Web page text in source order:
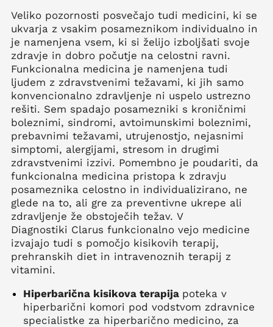
Veliko pozornosti posvečajo tudi medicini, ki se
ukvarja z vsakim posameznikom individualno in
je namenjena vsem, ki si želijo izboljšati svoje
zdravje in dobro počutje na celostni ravni.
Funkcionalna medicina je namenjena tudi
ljudem z zdravstvenimi težavami, ki jih samo
konvencionalno zdravljenje ni uspelo ustrezno
rešiti. Sem spadajo posamezniki s kroničnimi
boleznimi, sindromi, avtoimunskimi boleznimi,
prebavnimi težavami, utrujenostjo, nejasnimi
simptomi, alergijami, stresom in drugimi
zdravstvenimi izzivi. Pomembno je poudariti, da
funkcionalna medicina pristopa k zdravju
posameznika celostno in individualizirano, ne
glede na to, ali gre za preventivne ukrepe ali
zdravljenje že obstoječih težav. V
Diagnostiki Clarus funkcionalno vejo medicine
izvajajo tudi s pomočjo kisikovih terapij,
prehranskih diet in intravenoznih terapij z
vitamini.
Hiperbarična kisikova terapija poteka v
hiperbarični komori pod vodstvom zdravnice
specialistke za hiperbarično medicino, za